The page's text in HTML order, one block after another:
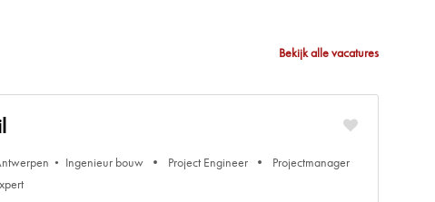
Ingenieur bouw Project Engineer
Projectmanager
Bekijk alle vacatures